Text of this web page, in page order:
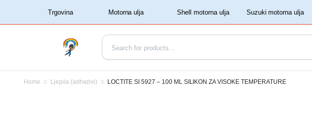
‏‏‎ ‏‏‎ ‎‎Trgovina‏‏‎ ‎ ‏‏‎ ‎Shell motorna ulja‏‏‎ ‎
Home Ljepila (adhezivi) LOCTITE SI 5927 – 100 ML SILIKON ZA VISOKE TEMPERATURE